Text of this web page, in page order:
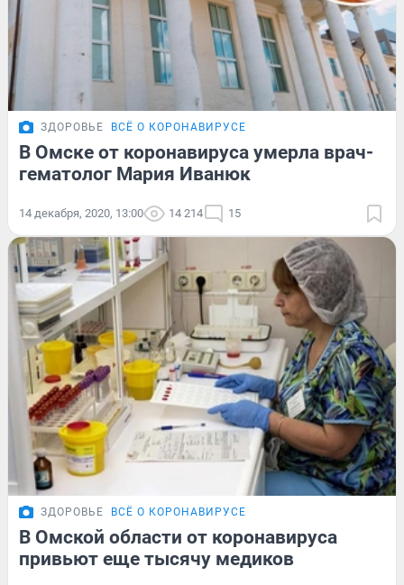
ЗДОРОВЬЕ ВСЁ О КОРОНАВИРУСЕ
В Омске от коронавируса умерла врач-
гематолог Мария Иванюк
14 декабря, 2020, 13:00 14 214 15
ЗДОРОВЬЕ ВСЁ О КОРОНАВИРУСЕ
В Омской области от коронавируса
привьют еще тысячу медиков